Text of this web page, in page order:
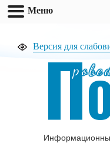
Версия для
П
Меню